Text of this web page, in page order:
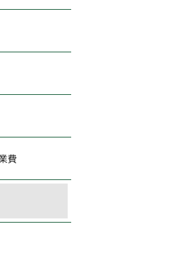
費